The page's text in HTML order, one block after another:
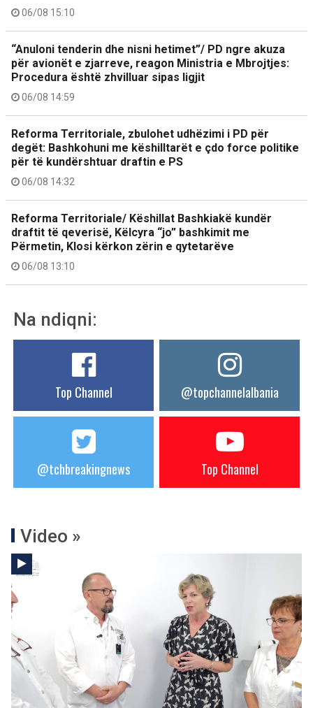
06/08 15:10
“Anuloni tenderin dhe nisni hetimet”/ PD ngre akuza
për avionët e zjarreve, reagon Ministria e Mbrojtjes:
Procedura është zhvilluar sipas ligjit
06/08 14:59
Reforma Territoriale, zbulohet udhëzimi i PD për
degët: Bashkohuni me këshilltarët e çdo force politike
për të kundërshtuar draftin e PS
06/08 14:32
Reforma Territoriale/ Këshillat Bashkiakë kundër
draftit të qeverisë, Këlcyra “jo” bashkimit me
Përmetin, Klosi kërkon zërin e qytetarëve
06/08 13:10
Na ndiqni:
Top Channel @topchannelalbania
@tchbreakingnews Top Channel
Video »